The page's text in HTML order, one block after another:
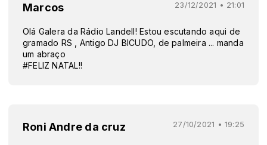
Marcos 23/12/2021 • 21:01
Olá Galera da Rádio Landell! Estou escutando aqui de
gramado RS , Antigo DJ BICUDO, de palmeira ... manda
um abraço
#FELIZ NATAL!!
Roni Andre da cruz 27/10/2021 • 19:25